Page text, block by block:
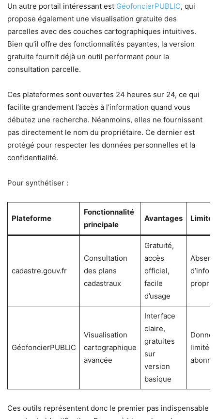
Un autre portail intéressant est GéofoncierPUBLIC, qui
propose également une visualisation gratuite des
parcelles avec des couches cartographiques intuitives.
Bien qu’il offre des fonctionnalités payantes, la version
gratuite fournit déjà un outil performant pour la
consultation parcelle.
Ces plateformes sont ouvertes 24 heures sur 24, ce qui
facilite grandement l’accès à l’information quand vous
débutez une recherche. Néanmoins, elles ne fournissent
pas directement le nom du propriétaire. Ce dernier est
protégé pour respecter les données personnelles et la
confidentialité.
Pour synthétiser :
Plateforme
Fonctionnalité
principale
Avantages Limites
cadastre.gouv.fr
Consultation
des plans
cadastraux
Gratuité,
accès
officiel,
facile
d’usage
GéofoncierPUBLIC
Visualisation
cartographique
avancée
Interface
claire,
gratuites
sur
version
basique
Ces outils représentent donc le premier pas indispensable